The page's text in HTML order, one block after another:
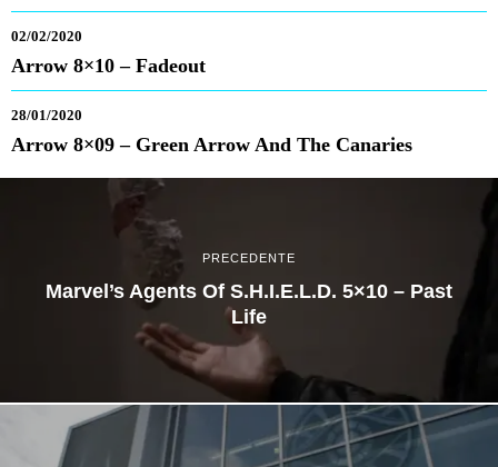
02/02/2020
Arrow 8×10 – Fadeout
28/01/2020
Arrow 8×09 – Green Arrow And The Canaries
PRECEDENTE
Marvel’s Agents Of S.H.I.E.L.D. 5×10 – Past
Life